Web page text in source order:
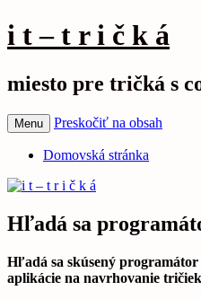
i t – t r i č k á
miesto pre tričká s
Menu Preskočiť na obsah
Domovská stránka
Hľadá sa
Hľadá sa skúsený
aplikácie na navrhovanie